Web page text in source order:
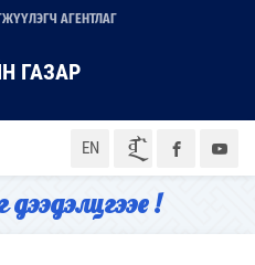
АГЕНТЛАГ
ГАЗАР
EN ᠮᠣᠨ
!